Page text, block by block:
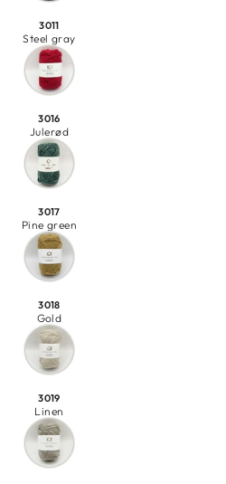
3011
Steel gray
3016
Julerød
3017
Pine green
3018
Gold
3019
Linen